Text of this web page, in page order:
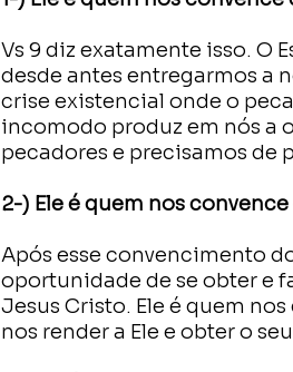
Vs 9 diz exatamente isso. O
desde antes entregarmos a
crise existencial onde o
incomodo produz em nós a
pecadores e precisamos de
2-) Ele é quem nos
Após esse convencimento
oportunidade de se obter e
Jesus Cristo. Ele é quem
nos render a Ele e obter o